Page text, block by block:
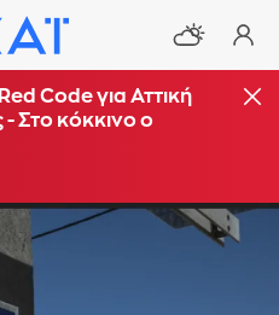
Code για Αττική
- Στο κόκκινο ο